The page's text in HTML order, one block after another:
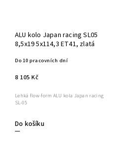
ALU kolo Japan racing SL05
8,5x19 5x114,3 ET41, zlatá
Do 10 pracovních dní
8 105 Kč
Do košíku
Lehká flow-form ALU kola Japan racing
SL-05